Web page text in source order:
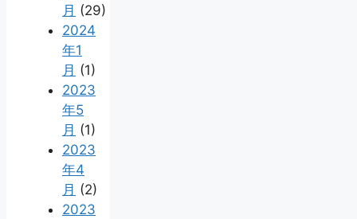
月 (29)
2024
年1
月 (1)
2023
年5
月 (1)
2023
年4
月 (2)
2023